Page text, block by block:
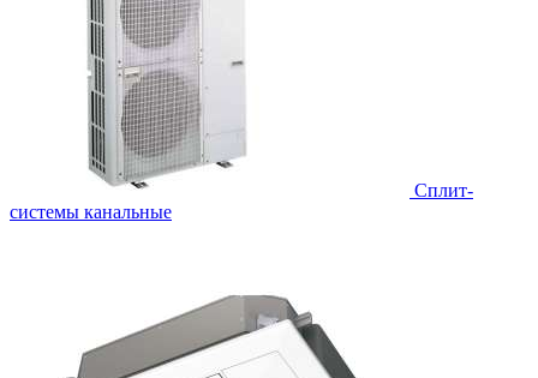
Сплит-
системы канальные